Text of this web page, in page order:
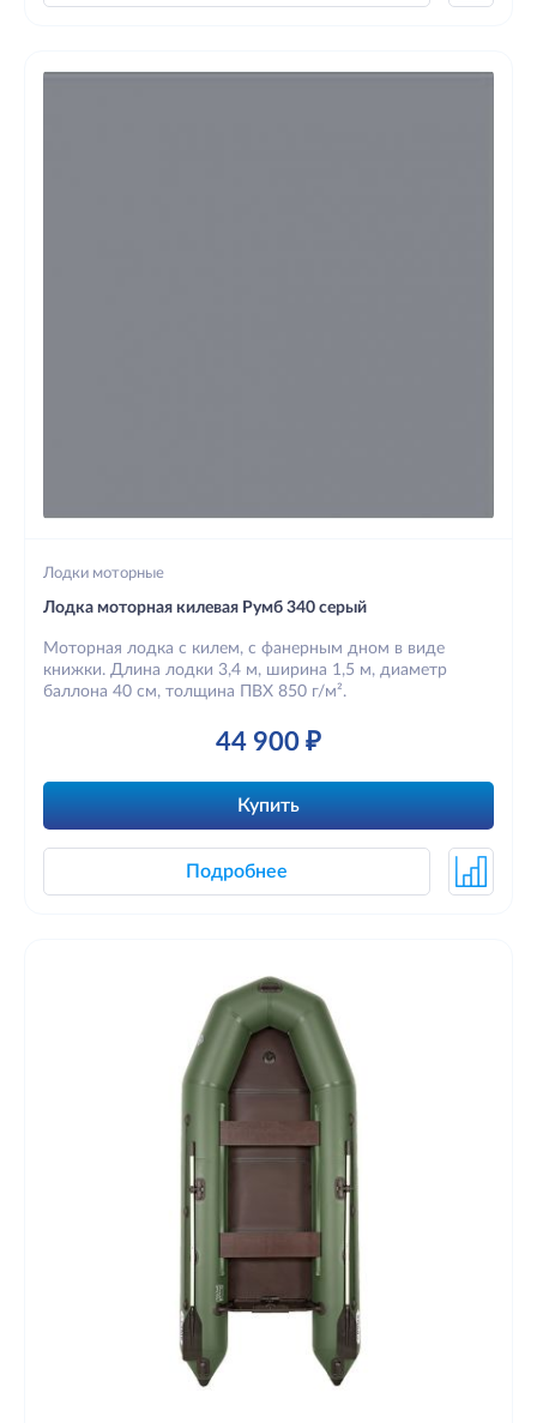
Лодки моторные
Лодка моторная килевая Румб 340 серый
Моторная лодка с килем, с фанерным дном в виде
книжки. Длина лодки 3,4 м, ширина 1,5 м, диаметр
баллона 40 см, толщина ПВХ 850 г/м².
44 900 ₽
Купить
Подробнее